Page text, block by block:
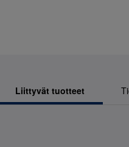
Liittyvät tuotteet